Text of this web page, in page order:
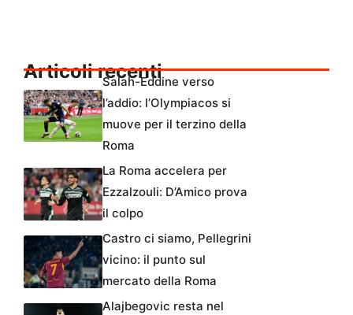
Articoli recenti
Salah-Eddine verso
l’addio: l’Olympiacos si
muove per il terzino della
Roma
La Roma accelera per
Ezzalzouli: D’Amico prova
il colpo
Castro ci siamo, Pellegrini
vicino: il punto sul
mercato della Roma
Alajbegovic resta nel